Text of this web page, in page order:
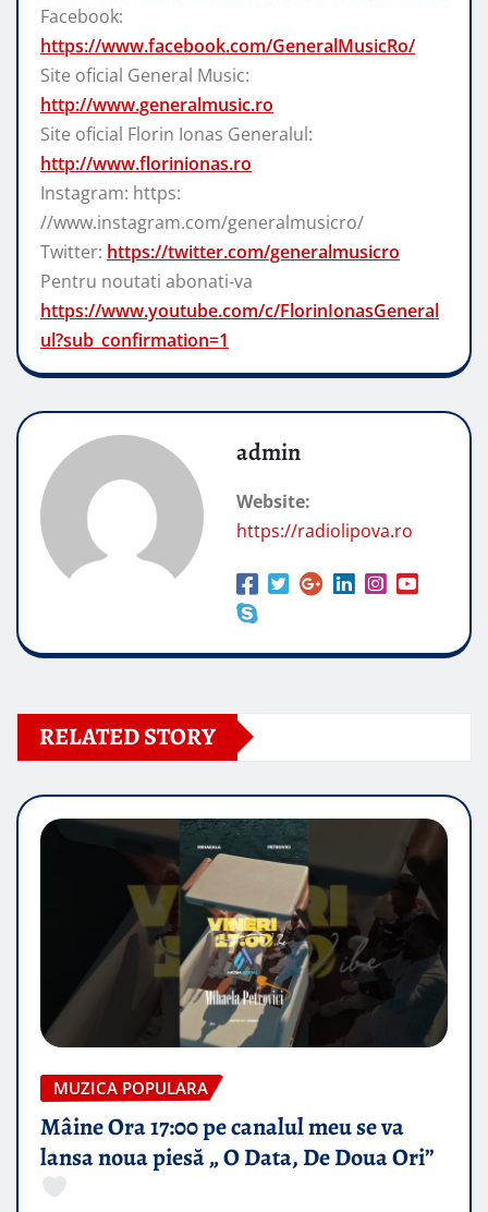
Facebook:
https://www.facebook.com/GeneralMusicRo/
Site oficial General Music:
http://www.generalmusic.ro
Site oficial Florin Ionas Generalul:
http://www.florinionas.ro
Instagram: https:
//www.instagram.com/generalmusicro/
Twitter: https://twitter.com/generalmusicro
Pentru noutati abonati-va
https://www.youtube.com/c/FlorinIonasGeneral
ul?sub_confirmation=1
admin
Website:
https://radiolipova.ro
RELATED STORY
MUZICA POPULARA
Mâine Ora 17:00 pe canalul meu se va
lansa noua piesă „ O Data, De Doua Ori”